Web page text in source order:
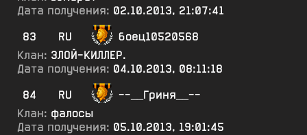
Дата получения: 02.10.2013, 21:07:41
83
RU
боец10520568
Клан: ЗЛОЙ-КИЛЛЕР.
Дата получения: 04.10.2013, 08:11:18
84
RU
--__Гриня__--
Клан: фалосы
Дата получения: 05.10.2013, 19:01:45